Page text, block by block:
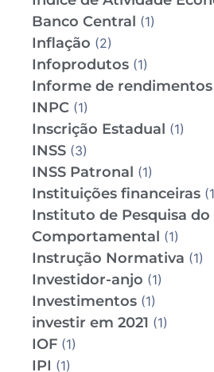
Banco Central (1)
Inflação (2)
Infoprodutos (1)
Informe de rendimentos
INPC (1)
Inscrição Estadual (1)
INSS (3)
INSS Patronal (1)
Instituições financeiras
Instituto de Pesquisa do
Comportamental (1)
Instrução Normativa (1)
Investidor-anjo (1)
Investimentos (1)
investir em 2021 (1)
IOF (1)
IPI (1)